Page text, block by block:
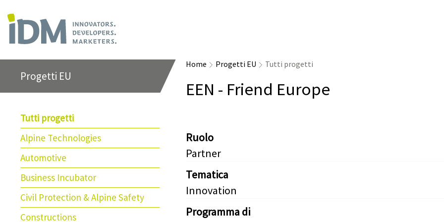
Progetti EU
Tutti progetti
Alpine Technologies
Automotive
Business Incubator
Civil Protection & Alpine Safety
Constructions
Home Progetti EU Tutti progetti
EEN - Friend Europe
Ruolo
Partner
Tematica
Innovation
Programma di